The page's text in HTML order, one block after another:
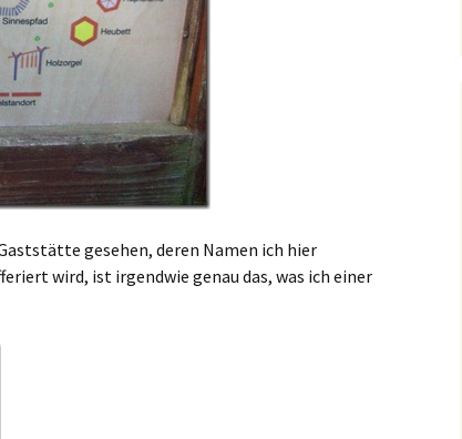
gesehen, deren Namen ich hier
wird, ist irgendwie genau das, was ich einer